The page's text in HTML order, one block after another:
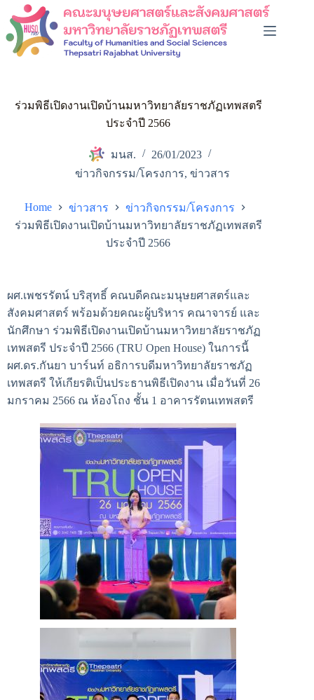
ร่วมพิธีเปิดงานเปิดบ้านมหาวิทยาลัยราชภัฏเทพสตรี
ประจำปี 2566
มนส.
26/01/2023
ข่าวกิจกรรม/โครงการ, ข่าวสาร
Home ข่าวสาร
ข่าวกิจกรรม/โครงการ
ร่วมพิธีเปิดงานเปิดบ้านมหาวิทยาลัยราชภัฏเทพสตรี
ประจำปี 2566
ผศ.เพชรรัตน์ บริสุทธิ์ คณบดีคณะมนุษยศาสตร์และ
สังคมศาสตร์ พร้อมด้วยคณะผู้บริหาร คณาจารย์ และ
นักศึกษา ร่วมพิธีเปิดงานเปิดบ้านมหาวิทยาลัยราชภัฏ
เทพสตรี ประจำปี 2566 (TRU Open House) ในการนี้
ผศ.ดร.กันยา บาร์นท์ อธิการบดีมหาวิทยาลัยราชภัฏ
เทพสตรี ให้เกียรติเป็นประธานพิธีเปิดงาน เมื่อวันที่ 26
มกราคม 2566 ณ ห้องโถง ชั้น 1 อาคารรัตนเทพสตรี